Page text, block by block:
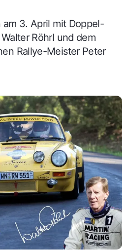
am 3. April mit Doppel-
Röhrl und dem
Rallye-Meister Peter